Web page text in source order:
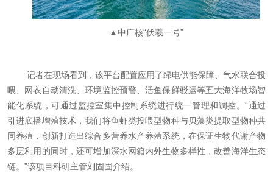
▲中广核“伏羲一号”
记者在现场看到，该平台配置应用了绿电供能保障、气水联合投
喂、网衣自动清洗、环境监控预警、活鱼保鲜驳运等五大海洋牧场智
能化系统，可通过监控室集中控制系统进行统一管理和调控。“通过
引进底播增殖技术，我们将鱼虾类投喂型物种与贝藻类提取型物种共
同养殖，创新打造出综合多营养水产养殖系统，在保证生物代谢产物
多层利用的同时，还可增加深水网箱内外生物多样性，改善海洋生态
链。”该项目科研主管刘固固介绍。